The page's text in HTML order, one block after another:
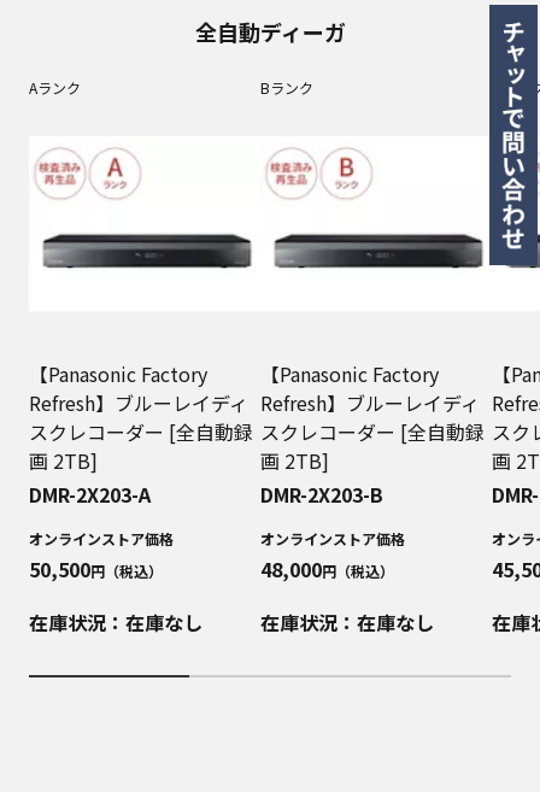
全自動ディーガ
Aランク
【Panasonic Factory
Refresh】ブルーレイディ
スクレコーダー [全自動録
画 2TB]
DMR-2X203-A
オンラインストア価格
50,500円（税込）
在庫状況：在庫なし
Bランク
【Panasonic Factory
Refresh】ブルーレイディ
スクレコーダー [全自動録
画 2TB]
DMR-2X203-B
オンラインストア価格
48,000円（税込）
在庫状況：在庫なし
Cラン
【
スク
画
オンラ
在庫